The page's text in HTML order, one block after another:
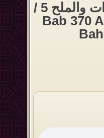
باب 370 المنثورات والملح 5 /
Bab 370